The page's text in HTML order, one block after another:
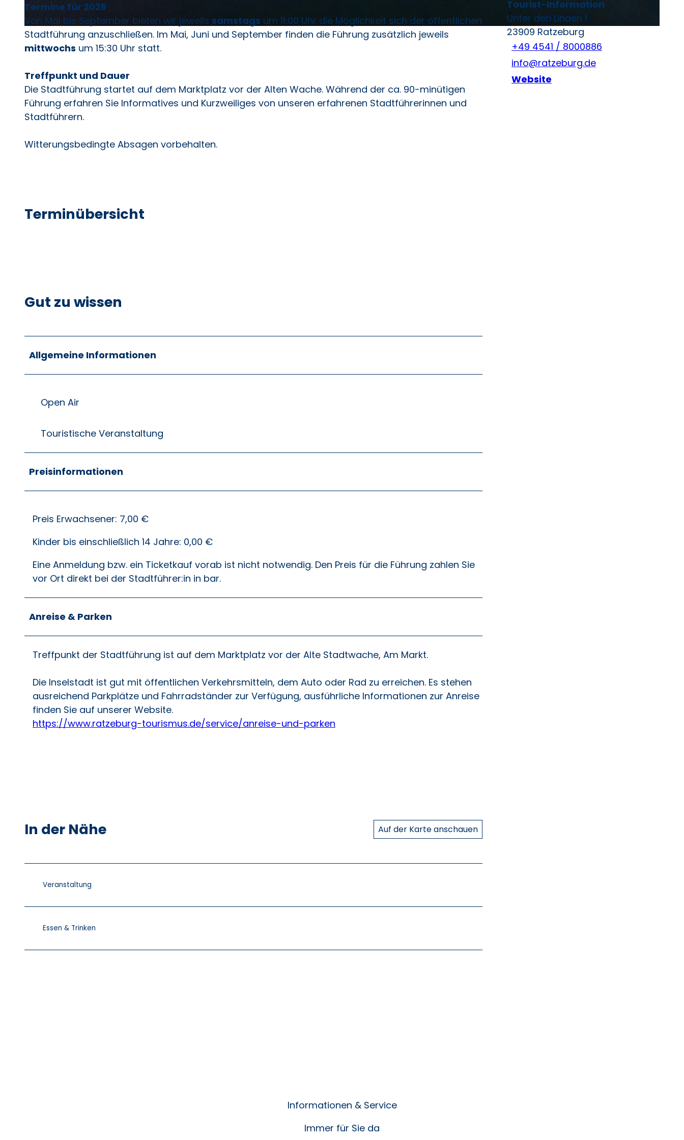
© Jens Butz |CC-BY-SA
Termine für 2026
Von Mai bis September bieten wir jeweils samstags um 11:00 Uhr die Möglichkeit sich der öffentlichen
Stadtführung anzuschließen. Im Mai, Juni und September finden die Führung zusätzlich jeweils
mittwochs um 15:30 Uhr statt.
Treffpunkt und Dauer
Die Stadtführung startet auf dem Marktplatz vor der Alten Wache. Während der ca. 90-minütigen
Führung erfahren Sie Informatives und Kurzweiliges von unseren erfahrenen Stadtführerinnen und
Stadtführern.
Witterungsbedingte Absagen vorbehalten.
Terminübersicht
Gut zu wissen
Allgemeine Informationen
Open Air
Touristische Veranstaltung
Preisinformationen
Preis Erwachsener: 7,00 €
Kinder bis einschließlich 14 Jahre: 0,00 €
Eine Anmeldung bzw. ein Ticketkauf vorab ist nicht notwendig. Den Preis für die Führung zahlen Sie
vor Ort direkt bei der Stadtführer:in in bar.
Anreise & Parken
Treffpunkt der Stadtführung ist auf dem Marktplatz vor der Alte Stadtwache, Am Markt.
Die Inselstadt ist gut mit öffentlichen Verkehrsmitteln, dem Auto oder Rad zu erreichen. Es stehen
ausreichend Parkplätze und Fahrradständer zur Verfügung, ausführliche Informationen zur Anreise
finden Sie auf unserer Website.
https://www.ratzeburg-tourismus.de/service/anreise-und-parken
In der Nähe Auf der Karte anschauen
Veranstaltung
Essen & Trinken
Tourist-Information
Unter den Linden 1
23909 Ratzeburg
+49 4541 / 8000886
info@ratzeburg.de
Website
Informationen & Service
Immer für Sie da